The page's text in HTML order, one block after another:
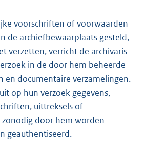
voorschriften of voorwaarden
de archiefbewaarplaats gesteld,
verzetten, verricht de archivaris
in de door hem beheerde
en documentaire verzamelingen.
op hun verzoek gegevens,
uittreksels of
door hem worden
geauthentiseerd.